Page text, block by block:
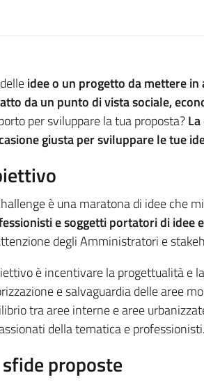
idee o un progetto da mettere in
da un punto di vista sociale,
per sviluppare la tua proposta?
giusta per sviluppare le tue
è una maratona di idee che
e soggetti portatori di idee
degli Amministratori e
è incentivare la progettualità e
e salvaguardia delle aree
tra aree interne e aree
della tematica e professionisti.
sfide proposte